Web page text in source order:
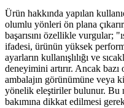
Ürün hakkında yapılan
olumlu yönleri ön plana çıkarır.
başarısını özellikle vurgular;
ifadesi, ürünün yüksek
ayarların kullanışlılığı ve
deneyimini artırır. Ancak
ambalajın görünümüne veya
yönelik eleştiriler bulunur. Bu
bakımına dikkat edilmesi